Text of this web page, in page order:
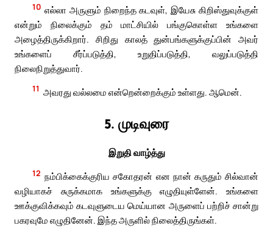
10 எல்லா அருளும் நிறைந்த கடவுள், இயேசு கிறிஸ்துவுக்குள்
என்றும் நிலைக்கும் தம் மாட்சியில் பங்குகொள்ள உங்களை
அழைத்திருக்கிறார். சிறிது காலத் துன்பங்களுக்குப்பின் அவர்
உங்களைப் சீர்ப்படுத்தி, உறுதிப்படுத்தி, வலுப்படுத்தி
நிலைநிறுத்துவார்.
11 அவரது வல்லமை என்றென்றைக்கும் உள்ளது. ஆமென்.
5. முடிவுரை
இறுதி வாழ்த்து
12 நம்பிக்கைக்குரிய சகோதரன் என நான் கருதும் சில்வான்
வழியாகச் சுருக்கமாக உங்களுக்கு எழுதியுள்ளேன். உங்களை
ஊக்குவிக்கவும் கடவுளுடைய மெய்யான அருளைப் பற்றிச் சான்று
பகரவுமே எழுதினேன். இந்த அருளில் நிலைத்திருங்கள்.